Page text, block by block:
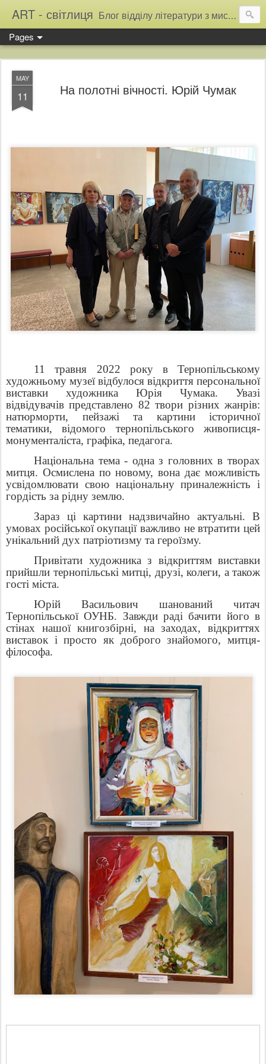
ART - світлиця Блог відділу літератури з мистецтва Тернопільської обласної універсальної наукової бібліотеки
Pages
MAY
11 На полотні вічності. Юрій Чумак
11 травня 2022 року в Тернопільському
художньому музеї відбулося відкриття персональної
виставки художника Юрія Чумака. Увазі
відвідувачів представлено 82 твори різних жанрів:
натюрморти, пейзажі та картини історичної
тематики, відомого тернопільського живописця-
монументаліста, графіка, педагога.
Національна тема - одна з головних в творах
митця. Осмислена по новому, вона дає можливість
усвідомлювати свою національну приналежність і
гордість за рідну землю.
Зараз ці картини надзвичайно актуальні. В
умовах російської окупації важливо не втратити цей
унікальний дух патріотизму та героїзму.
Привітати художника з відкриттям виставки
прийшли тернопільські митці, друзі, колеги, а також
гості міста.
Юрій Васильович шанований читач
Тернопільської ОУНБ. Завжди раді бачити його в
стінах нашої книгозбірні, на заходах, відкриттях
виставок і просто як доброго знайомого, митця-
філософа.